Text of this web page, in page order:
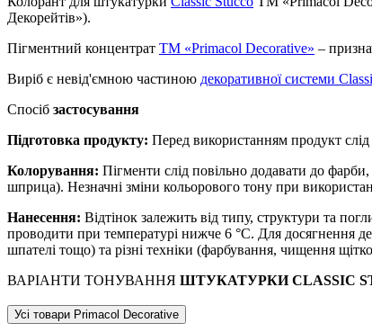
Декорейтів»).
Пігментний концентрат ТМ «Primacol Decorative» –
Виріб є невід'ємною частиною декоративної системи
Спосіб застосування
Підготовка продукту: Перед використанням продукт
Колорування: Пігменти слід повільно додавати до
шприца). Незначні зміни кольорового тону при
Нанесення: Відтінок залежить від типу, структури та
проводити при температурі нижче 6 °С. Для досягнення
шпателі тощо) та різні техніки (фарбування, чищення
ВАРІАНТИ ТОНУВАННЯ ШТУКАТУРКИ CLASSIC
Усі товари Primacol Decorative